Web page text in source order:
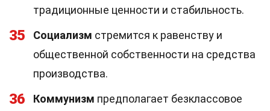
традиционные ценности и стабильность.
35 Социализм стремится к равенству и
общественной собственности на средства
производства.
36 Коммунизм предполагает безклассовое